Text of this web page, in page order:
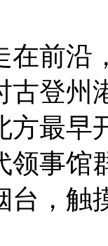
在前沿
古登州
方最
领事馆
台，触